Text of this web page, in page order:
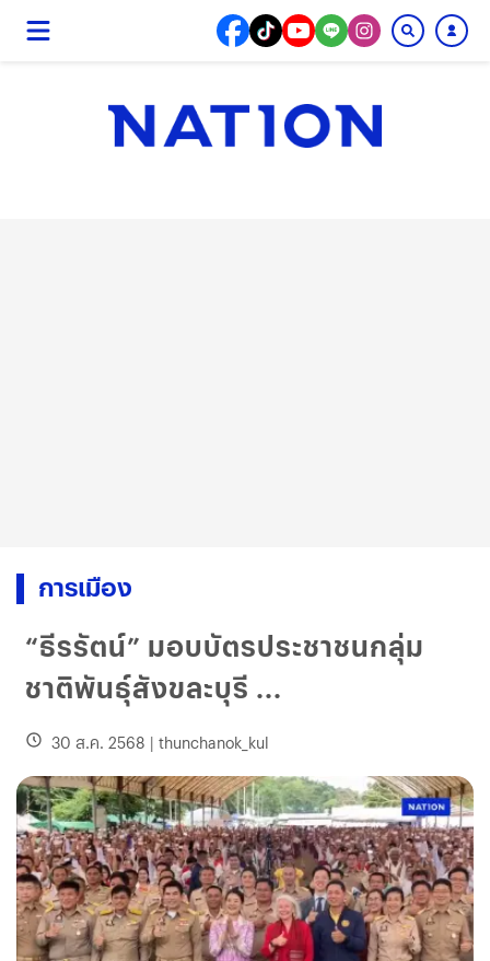
การเมือง
“ธีรรัตน์” มอบบัตรประชาชนกลุ่ม
ชาติพันธุ์สังขละบุรี ...
30 ส.ค. 2568 | thunchanok_kul